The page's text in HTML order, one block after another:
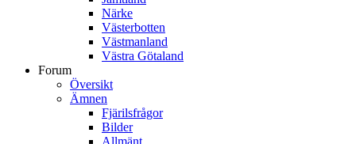
Närke
Västerbotten
Västmanland
Västra Götaland
Forum
Översikt
Ämnen
Fjärilsfrågor
Bilder
Allmänt